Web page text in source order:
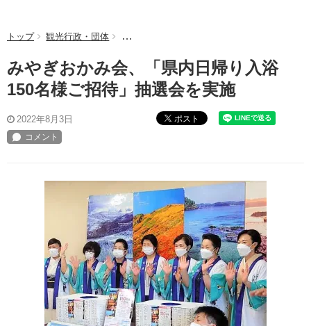
トップ 観光行政・団体 みやぎおかみ会、「県内日帰り入浴150名様
みやぎおかみ会、「県内日帰り入浴
150名様ご招待」抽選会を実施
2022年8月3日 ポスト